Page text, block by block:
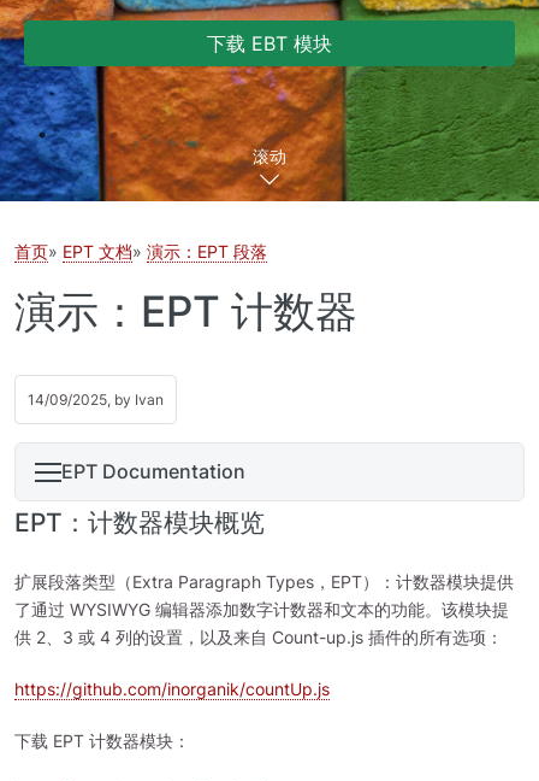
下载 EBT 模块
滚动
首页 EPT 文档 演示：EPT 段落
演示：EPT 计数器
14/09/2025, by Ivan
EPT Documentation
EPT：计数器模块概览
扩展段落类型（Extra Paragraph Types，EPT）：计数器模块提供
了通过 WYSIWYG 编辑器添加数字计数器和文本的功能。该模块提
供 2、3 或 4 列的设置，以及来自 Count-up.js 插件的所有选项：
https://github.com/inorganik/countUp.js
下载 EPT 计数器模块：